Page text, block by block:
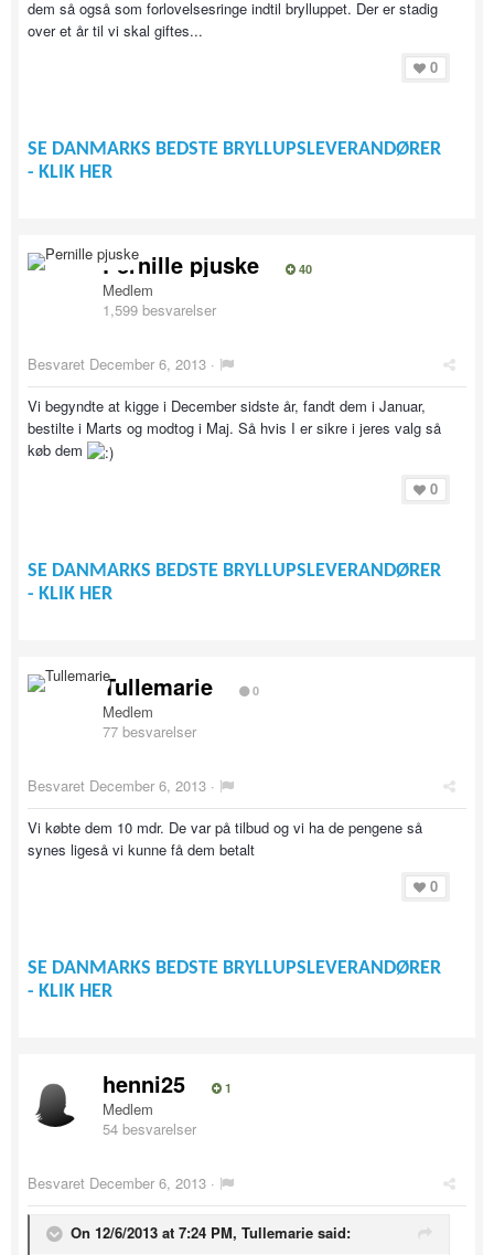
dem så også som forlovelsesringe indtil brylluppet. Der er stadig
over et år til vi skal giftes...
0
SE DANMARKS BEDSTE BRYLLUPSLEVERANDØRER
- KLIK HER
Pernille pjuske 40
Medlem
1,599 besvarelser
Besvaret December 6, 2013 ·
Vi begyndte at kigge i December sidste år, fandt dem i Januar,
bestilte i Marts og modtog i Maj. Så hvis I er sikre i jeres valg så
køb dem
0
SE DANMARKS BEDSTE BRYLLUPSLEVERANDØRER
- KLIK HER
Tullemarie 0
Medlem
77 besvarelser
Besvaret December 6, 2013 ·
Vi købte dem 10 mdr. De var på tilbud og vi ha de pengene så
synes ligeså vi kunne få dem betalt
0
SE DANMARKS BEDSTE BRYLLUPSLEVERANDØRER
- KLIK HER
henni25 1
Medlem
54 besvarelser
Besvaret December 6, 2013 ·
On 12/6/2013 at 7:24 PM, Tullemarie said: